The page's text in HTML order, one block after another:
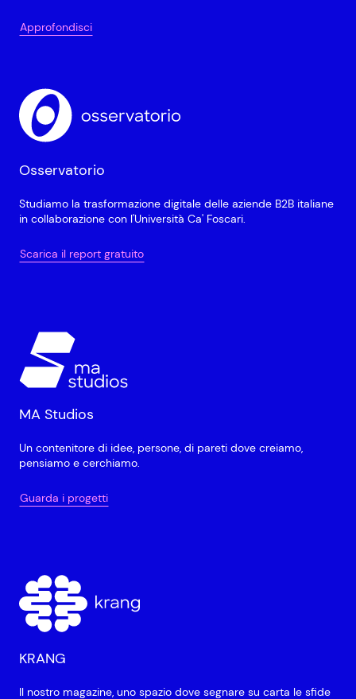
Approfondisci
Osservatorio
Studiamo la trasformazione digitale delle aziende B2B italiane
in collaborazione con l'Università Ca' Foscari.
Scarica il report gratuito
MA Studios
Un contenitore di idee, persone, di pareti dove creiamo,
pensiamo e cerchiamo.
Guarda i progetti
KRANG
Il nostro magazine, uno spazio dove segnare su carta le sfide